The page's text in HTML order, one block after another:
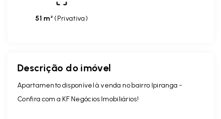
51 m² (Privativa)
Descrição do imóvel
Apartamento disponível à venda no bairro Ipiranga -
Confira com a KF Negócios Imobiliários!